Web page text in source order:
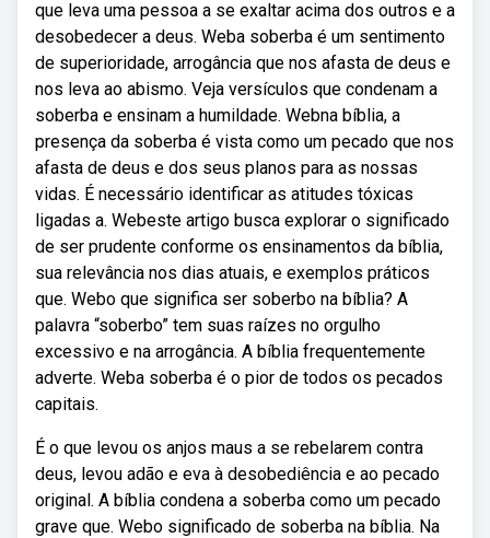
que leva uma pessoa a se exaltar acima dos outros e a
desobedecer a deus. Weba soberba é um sentimento
de superioridade, arrogância que nos afasta de deus e
nos leva ao abismo. Veja versículos que condenam a
soberba e ensinam a humildade. Webna bíblia, a
presença da soberba é vista como um pecado que nos
afasta de deus e dos seus planos para as nossas
vidas. É necessário identificar as atitudes tóxicas
ligadas a. Webeste artigo busca explorar o significado
de ser prudente conforme os ensinamentos da bíblia,
sua relevância nos dias atuais, e exemplos práticos
que. Webo que significa ser soberbo na bíblia? A
palavra “soberbo” tem suas raízes no orgulho
excessivo e na arrogância. A bíblia frequentemente
adverte. Weba soberba é o pior de todos os pecados
capitais.
É o que levou os anjos maus a se rebelarem contra
deus, levou adão e eva à desobediência e ao pecado
original. A bíblia condena a soberba como um pecado
grave que. Webo significado de soberba na bíblia. Na